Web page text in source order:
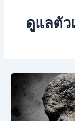
ดูแลตัว